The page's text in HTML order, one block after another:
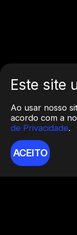
Este site
Ao usar nosso
acordo com a
de Privacidade.
ACEITO